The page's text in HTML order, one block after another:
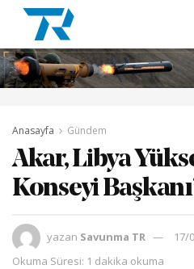
Anasayfa Gündem
Akar, Libya
Konseyi
yazan Savunma TR
17/
Okuma Süresi: 1 dakika okuma